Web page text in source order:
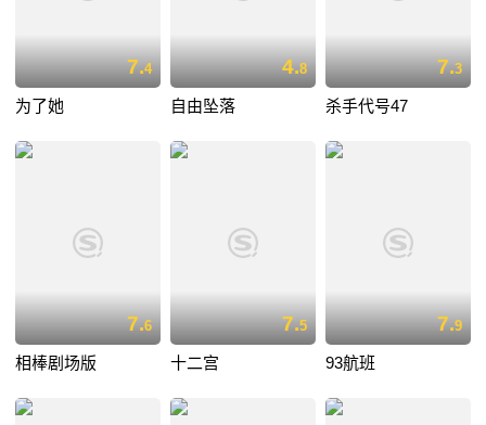
7.4
为了她
4.8
自由坠落
7.3
杀手代号47
7.6
相棒剧场版
7.5
十二宫
7.9
93航班